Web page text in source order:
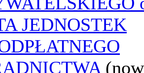
JEDNOSTEK